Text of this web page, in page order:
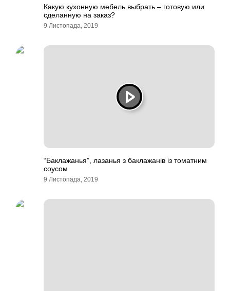
Какую кухонную мебель выбрать – готовую или
сделанную на заказ?
9 Листопада, 2019
“Баклажанья”, лазанья з баклажанів із томатним
соусом
9 Листопада, 2019